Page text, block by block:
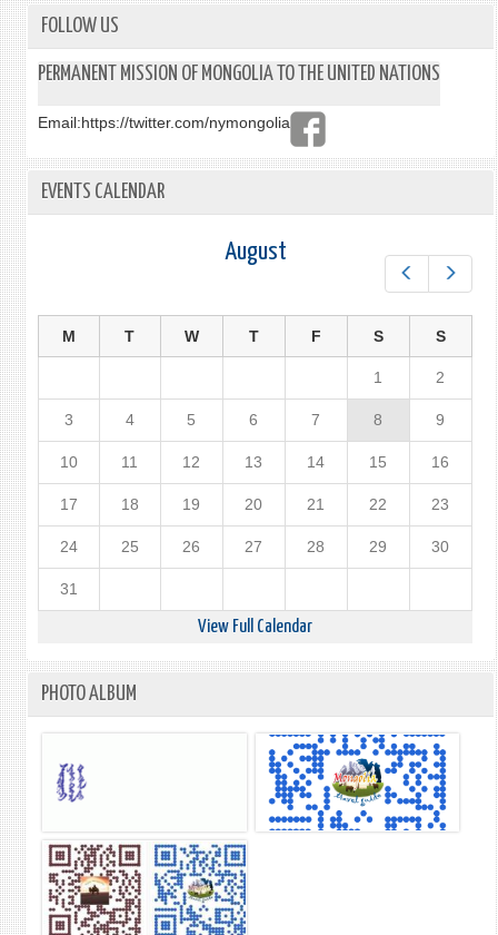
FOLLOW US
PERMANENT MISSION OF MONGOLIA TO THE UNITED NATIONS
Email:https://twitter.com/nymongolia
EVENTS CALENDAR
August
M T W T F S S
1 2
3 4 5 6 7 8 9
10 11 12 13 14 15 16
17 18 19 20 21 22 23
24 25 26 27 28 29 30
31
View Full Calendar
PHOTO ALBUM